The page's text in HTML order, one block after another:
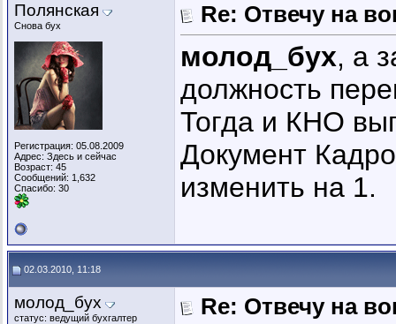
Полянская
Снова бух
Регистрация: 05.08.2009
Адрес: Здесь и сейчас
Возраст: 45
Сообщений: 1,632
Спасибо: 30
Re: Отвечу на
молод_бух, а
должность
Тогда и КНО
Документ
изменить на 1.
02.03.2010, 11:18
молод_бух
статус: ведущий бухгалтер Re: Отвечу на